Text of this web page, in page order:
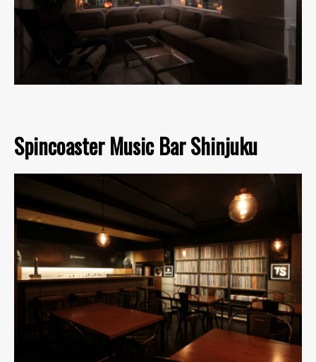
Spincoaster Music Bar Shinjuku